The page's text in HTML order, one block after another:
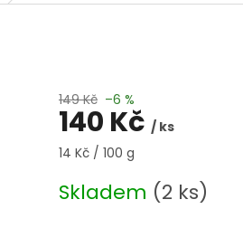
149 Kč –6 %
140 Kč / ks
Měrná
14 Kč / 100 g
Skladem (2 ks)